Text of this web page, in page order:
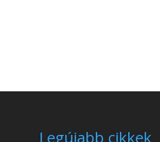
Legújabb cikkek